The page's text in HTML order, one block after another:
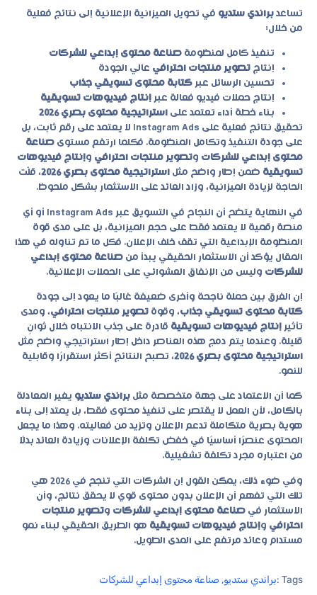
تساعد براندي ستديو في تحويل الميزانية الإعلانية إلى نتائج فعلية
من خلال:
تنفيذ كامل لمنظومة صناعة محتوى إبداعي للشركات
إنتاج تصوير منتجات احترافي عالي الجودة
تحسين الرسائل عبر كتابة محتوى تسويقي جذاب
إنتاج حملات فيديو فعالة عبر إنتاج فيديوهات تسويقية
بناء خطة أداء تعتمد على استراتيجية محتوى بصري 2026
تحقيق نتائج فعلية على Instagram Ads لا يعتمد على رقم ثابت، بل
على جودة التنفيذ وتكامل المنظومة. فكلما ارتفع مستوى صناعة
محتوى إبداعي للشركات وتصوير منتجات احترافي وإنتاج فيديوهات
تسويقية ضمن إطار واضح مثل استراتيجية محتوى بصري 2026
، قلّت
الحاجة لزيادة الميزانية، وزاد العائد على الاستثمار بشكل ملحوظ.
في النهاية يتضح أن النجاح في التسويق عبر Instagram Ads أو أي
منصة رقمية لا يعتمد فقط على حجم الميزانية، بل على مدى قوة
المنظومة الإبداعية التي تقف خلف الإعلان. فكل ما تم تناوله في هذا
المقال يؤكد أن الاستثمار الحقيقي يبدأ من صناعة محتوى إبداعي
للشركات وليس من الإنفاق العشوائي على الحملات الإعلانية.
إن الفرق بين حملة ناجحة وأخرى ضعيفة غالبًا ما يعود إلى جودة
كتابة محتوى تسويقي جذاب، وقوة تصوير منتجات احترافي، ومدى
تأثير إنتاج فيديوهات تسويقية قادرة على جذب الانتباه خلال ثوانٍ
قليلة. وعندما يتم دمج هذه العناصر داخل إطار استراتيجي واضح مثل
استراتيجية محتوى بصري 2026
، تصبح النتائج أكثر استقرارًا وقابلية
للنمو.
كما أن الاعتماد على جهة متخصصة مثل براندي ستديو يغير المعادلة
بالكامل، لأن العمل لا يقتصر على تنفيذ محتوى فقط، بل يمتد إلى بناء
هوية بصرية متكاملة تدعم الإعلان وتزيد من فعاليته. وهذا ما يجعل
المحتوى عنصرًا أساسيًا في خفض تكلفة الإعلانات وزيادة العائد بدلًا
من اعتباره مجرد تكلفة تشغيلية.
وفي ضوء ذلك، يمكن القول إن الشركات التي تنجح في 2026 هي
تلك التي تفهم أن الإعلان بدون محتوى قوي لا يحقق نتائج، وأن
الاستثمار في صناعة محتوى إبداعي للشركات وتصوير منتجات
احترافي وإنتاج فيديوهات تسويقية هو الطريق الحقيقي لبناء نمو
مستدام وعائد مرتفع على المدى الطويل.
Tags : براندي ستديو, صناعة محتوى إبداعي للشركات